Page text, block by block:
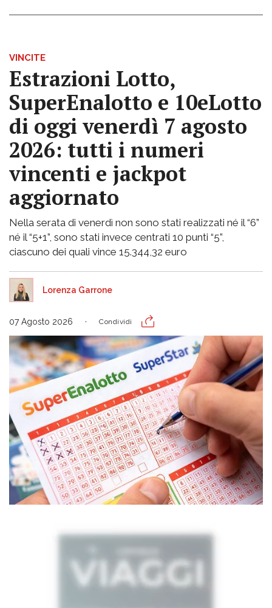
VINCITE
Estrazioni Lotto,
SuperEnalotto e 10eLotto
di oggi venerdì 7 agosto
2026: tutti i numeri
vincenti e jackpot
aggiornato
Nella serata di venerdì non sono stati realizzati né il “6”
né il “5+1”, sono stati invece centrati 10 punti “5”,
ciascuno dei quali vince 15.344,32 euro
Lorenza Garrone
07 Agosto 2026 Condividi